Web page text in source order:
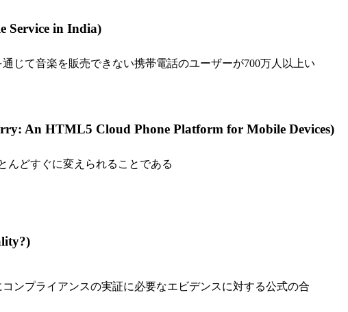
Service in India)
じて音楽を販売できない携帯電話のユーザーが700万人以上い
An HTML5 Cloud Phone Platform for Mobile Devices)
んどすぐに変えられることである
ンプライアンスの実証に必要なエビデンスに対する公式の合